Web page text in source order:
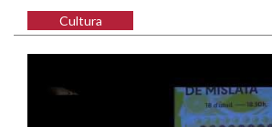
Cultura